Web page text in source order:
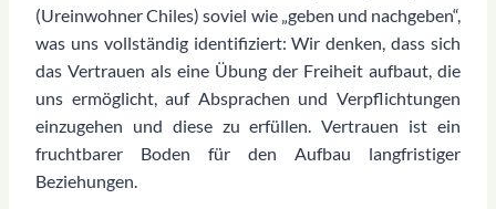
(Ureinwohner Chiles) soviel wie „geben und nachgeben“,
was uns vollständig identifiziert: Wir denken, dass sich
das Vertrauen als eine Übung der Freiheit aufbaut, die
uns ermöglicht, auf Absprachen und Verpflichtungen
einzugehen und diese zu erfüllen. Vertrauen ist ein
fruchtbarer Boden für den Aufbau langfristiger
Beziehungen.